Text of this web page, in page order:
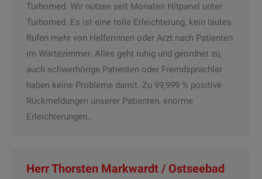
Turbomed. Wir nutzen seit Monaten Hitpanel unter
Turbomed. Es ist eine tolle Erleichterung, kein lautes
Rufen mehr von Helferinnen oder Arzt nach Patienten
im Wartezimmer. Alles geht ruhig und geordnet zu,
auch schwerhörige Patienten oder Fremdsprachler
haben keine Probleme damit. Zu 99,999 % positive
Rückmeldungen unserer Patienten, enorme
Erleichterungen…
Herr Thorsten Markwardt / Ostseebad